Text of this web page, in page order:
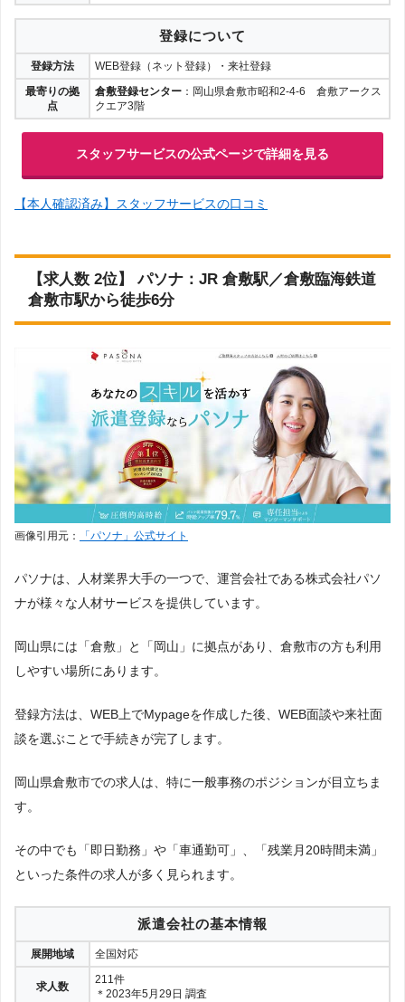
登録について
登録方法
WEB登録（ネット登録）・来社登録
最寄りの拠
点
倉敷登録センター ：岡山県倉敷市昭和2-4-6 倉敷アークス
クエア3階
スタッフサービスの公式ページで詳細を見る
【本人確認済み】スタッフサービスの口コミ
【求人数 2位】 パソナ：JR 倉敷駅／倉敷臨海鉄道
倉敷市駅から徒歩6分
画像引用元： 「パソナ」公式サイト
パソナは、人材業界大手の一つで、運営会社である株式会社パソ
ナが様々な人材サービスを提供しています。
岡山県には「倉敷」と「岡山」に拠点があり、倉敷市の方も利用
しやすい場所にあります。
登録方法は、WEB上でMypageを作成した後、WEB面談や来社面
談を選ぶことで手続きが完了します。
岡山県倉敷市での求人は、特に一般事務のポジションが目立ちま
す。
その中でも「即日勤務」や「車通勤可」、「残業月20時間未満」
といった条件の求人が多く見られます。
派遣会社の基本情報
展開地域 全国対応
求人数
211件
＊2023年5月29日 調査